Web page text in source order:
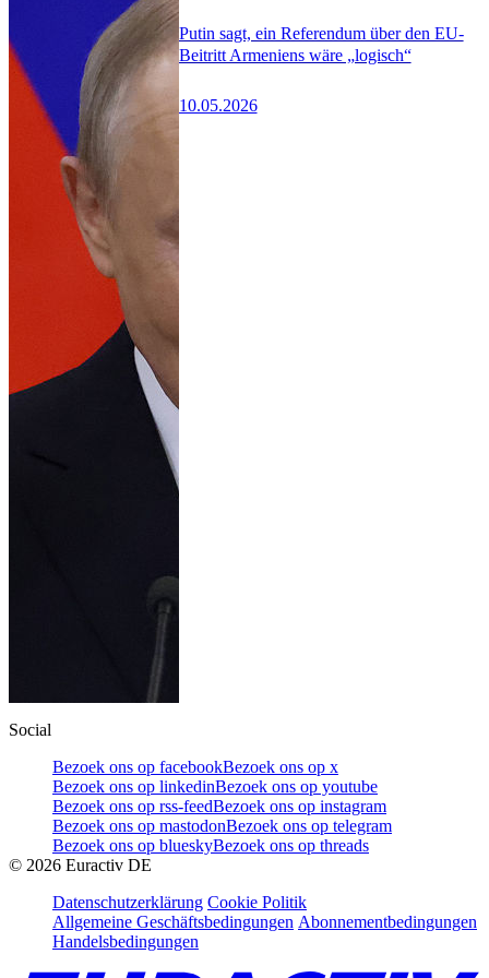
Putin sagt, ein Referendum über den EU-
Beitritt Armeniens wäre „logisch“
10.05.2026
Social
Bezoek ons op facebookBezoek ons op x
Bezoek ons op linkedinBezoek ons op youtube
Bezoek ons op rss-feedBezoek ons op instagram
Bezoek ons op mastodonBezoek ons op telegram
Bezoek ons op blueskyBezoek ons op threads
© 2026 Euractiv DE
Datenschutzerklärung Cookie Politik
Allgemeine Geschäftsbedingungen Abonnementbedingungen
Handelsbedingungen